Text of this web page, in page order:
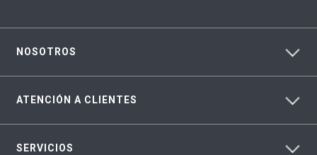
NOSOTROS
ATENCIÓN A CLIENTES
SERVICIOS